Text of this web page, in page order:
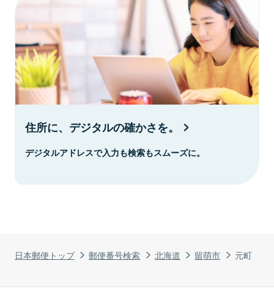
日本郵便トップ 郵便番号検索 北海道 留萌市 元町
住所に、デジタルの確かさを。
デジタルアドレスで入力も検索もスムーズに。